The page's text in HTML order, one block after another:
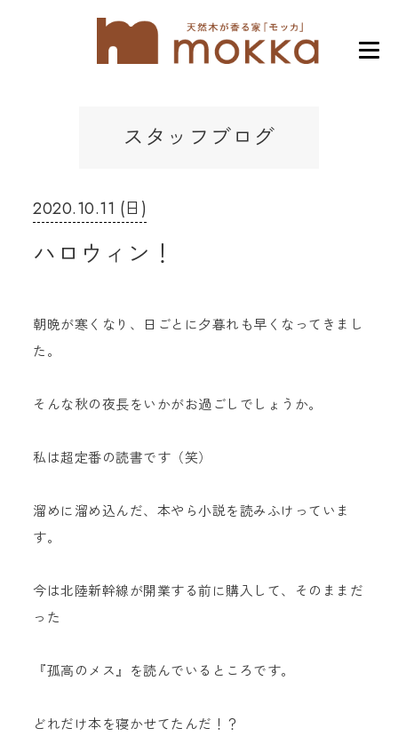
スタッフブログ
2020.10.11 (日)
ハロウィン！
朝晩が寒くなり、日ごとに夕暮れも早くなってきまし
た。
そんな秋の夜長をいかがお過ごしでしょうか。
私は超定番の読書です（笑）
溜めに溜め込んだ、本やら小説を読みふけっていま
す。
今は北陸新幹線が開業する前に購入して、そのままだ
った
『孤高のメス』を読んでいるところです。
どれだけ本を寝かせてたんだ！？